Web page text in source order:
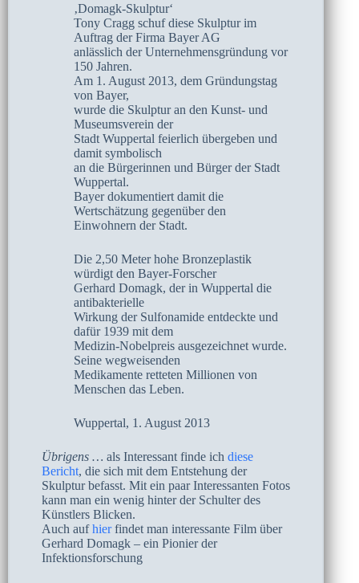
‚Domagk-Skulptur‘
Tony Cragg schuf diese Skulptur im
Auftrag der Firma Bayer AG
anlässlich der Unternehmensgründung vor
150 Jahren.
Am 1. August 2013, dem Gründungstag
von Bayer,
wurde die Skulptur an den Kunst- und
Museumsverein der
Stadt Wuppertal feierlich übergeben und
damit symbolisch
an die Bürgerinnen und Bürger der Stadt
Wuppertal.
Bayer dokumentiert damit die
Wertschätzung gegenüber den
Einwohnern der Stadt.
Die 2,50 Meter hohe Bronzeplastik
würdigt den Bayer-Forscher
Gerhard Domagk, der in Wuppertal die
antibakterielle
Wirkung der Sulfonamide entdeckte und
dafür 1939 mit dem
Medizin-Nobelpreis ausgezeichnet wurde.
Seine wegweisenden
Medikamente retteten Millionen von
Menschen das Leben.
Wuppertal, 1. August 2013
Übrigens … als Interessant finde ich diese
Bericht, die sich mit dem Entstehung der
Skulptur befasst. Mit ein paar Interessanten Fotos
kann man ein wenig hinter der Schulter des
Künstlers Blicken.
Auch aufhierfindet man interessante Film über
Gerhard Domagk – ein Pionier der
Infektionsforschung